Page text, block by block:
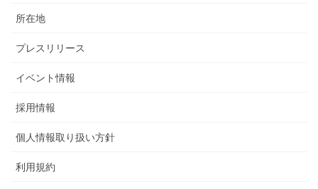
所在地
プレスリリース
イベント情報
採用情報
個人情報取り扱い方針
利用規約